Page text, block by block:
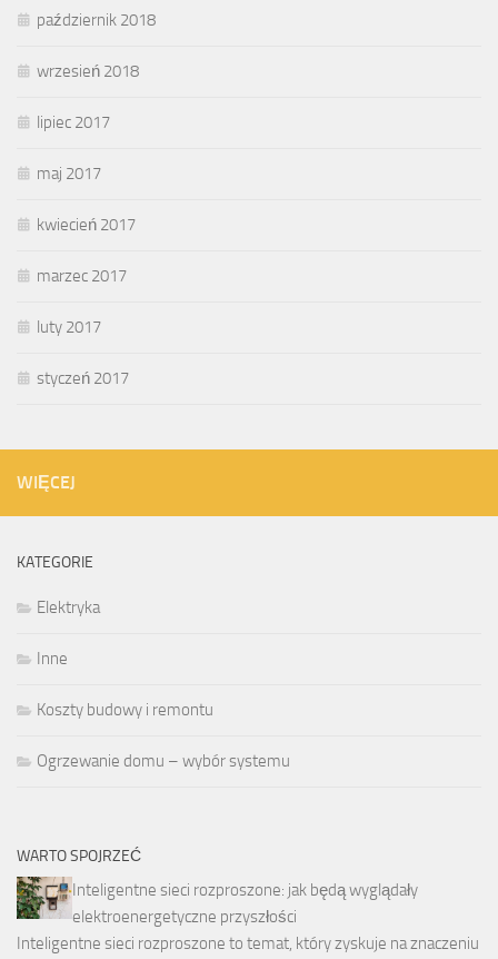
październik 2018
wrzesień 2018
lipiec 2017
maj 2017
kwiecień 2017
marzec 2017
luty 2017
styczeń 2017
WIĘCEJ
KATEGORIE
Elektryka
Inne
Koszty budowy i remontu
Ogrzewanie domu – wybór systemu
WARTO SPOJRZEĆ
Inteligentne sieci rozproszone: jak będą wyglądały
elektroenergetyczne przyszłości
Inteligentne sieci rozproszone to temat, który zyskuje na znaczeniu